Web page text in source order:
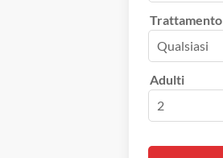
Trattamento
Adulti